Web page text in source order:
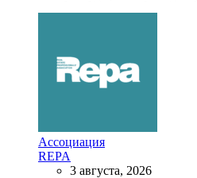
Ассоциация
REPA
3 августа, 2026